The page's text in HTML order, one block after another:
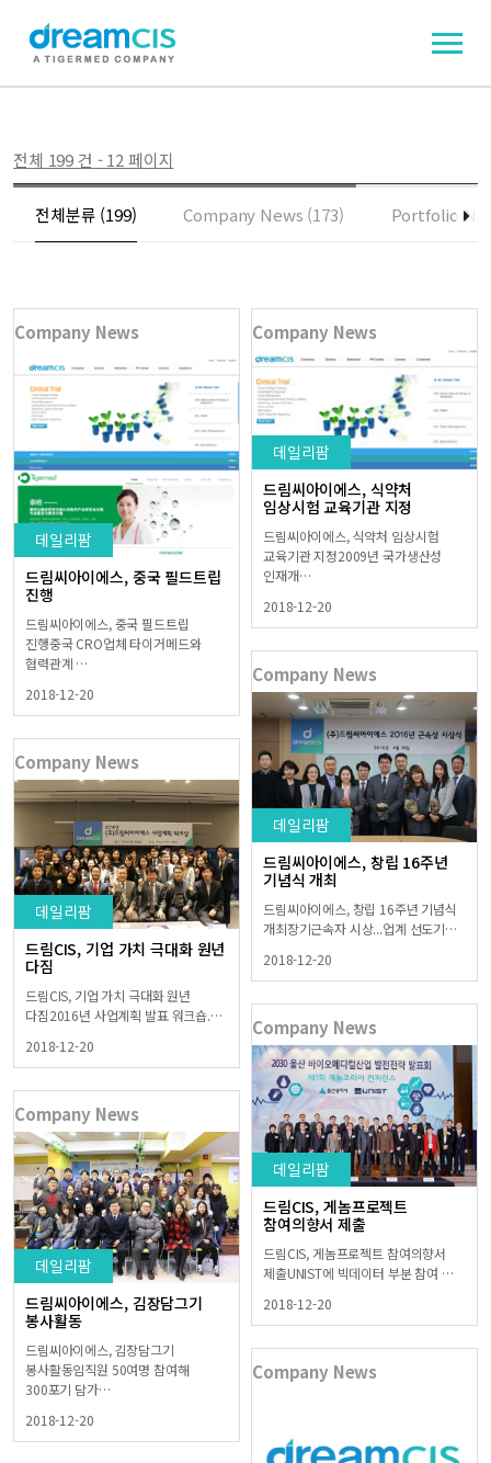
전체 199 건 - 12 페이지
전체분류 (199) Company News (173) Portfolio
Company News
데일리팜
드림씨아이에스, 중국 필드트립
진행
드림씨아이에스, 중국 필드트립
진행중국 CRO업체 타이거메드와
협력관계 …
2018-12-20
Company News
데일리팜
드림씨아이에스, 식약처
임상시험 교육기관 지정
드림씨아이에스, 식약처 임상시험
교육기관 지정2009년 국가생산성
인재개…
2018-12-20
Company News
데일리팜
드림씨아이에스, 창립 16주년
기념식 개최
드림씨아이에스, 창립 16주년 기념식
개최장기근속자 시상...업계 선도기…
2018-12-20
Company News
데일리팜
드림CIS, 기업 가치 극대화 원년
다짐
드림CIS, 기업 가치 극대화 원년
다짐2016년 사업계획 발표 워크숍.…
2018-12-20
Company News
데일리팜
드림CIS, 게놈프로젝트
참여의향서 제출
드림CIS, 게놈프로젝트 참여의향서
제출UNIST에 빅데이터 부분 참여 …
2018-12-20
Company News
데일리팜
드림씨아이에스, 김장담그기
봉사활동
드림씨아이에스, 김장담그기
봉사활동임직원 50여명 참여해
300포기 담가…
2018-12-20
Company News